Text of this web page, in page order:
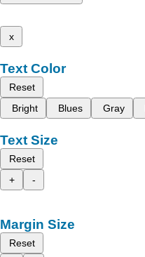
x
Text Color
Reset
Bright
Blues Gray
Text Size
Reset
+
-
Margin Size
Reset